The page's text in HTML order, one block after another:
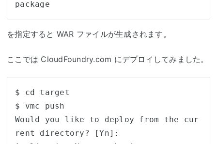
を指定すると WAR ファイルが生成されます。
ここでは CloudFoundry.com にデプロイしてみました。
$ cd target
$ vmc push
Would you like to deploy from the cur
rent directory? [Yn]: